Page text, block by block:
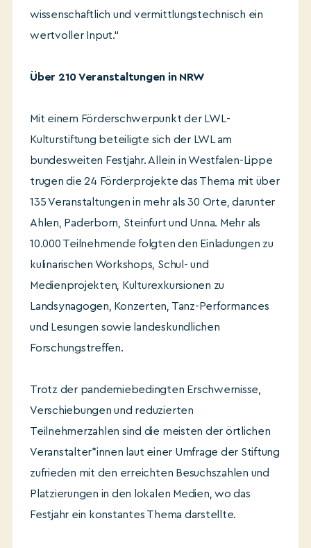
wissenschaftlich und vermittlungstechnisch ein
wertvoller Input.“
Über 210 Veranstaltungen in NRW
Mit einem Förderschwerpunkt der LWL-
Kulturstiftung beteiligte sich der LWL am
bundesweiten Festjahr. Allein in Westfalen-Lippe
trugen die 24 Förderprojekte das Thema mit über
135 Veranstaltungen in mehr als 30 Orte, darunter
Ahlen, Paderborn, Steinfurt und Unna. Mehr als
10.000 Teilnehmende folgten den Einladungen zu
kulinarischen Workshops, Schul- und
Medienprojekten, Kulturexkursionen zu
Landsynagogen, Konzerten, Tanz-Performances
und Lesungen sowie landeskundlichen
Forschungstreffen.
Trotz der pandemiebedingten Erschwernisse,
Verschiebungen und reduzierten
Teilnehmerzahlen sind die meisten der örtlichen
Veranstalter*innen laut einer Umfrage der Stiftung
zufrieden mit den erreichten Besuchszahlen und
Platzierungen in den lokalen Medien, wo das
Festjahr ein konstantes Thema darstellte.